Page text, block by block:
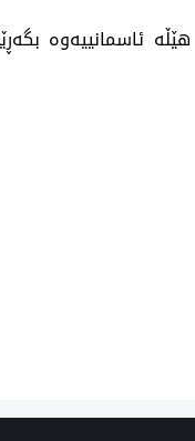
ئاسمانییه‌وه‌